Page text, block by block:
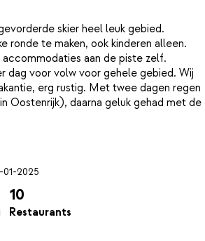
skier heel leuk gebied.
ronde te maken, ook kinderen alleen.
aan de piste zelf.
dag voor volw voor gehele gebied. Wij
erg rustig. Met twee dagen regen
Oostenrijk), daarna geluk gehad met de
01-2025
10
Restaurants